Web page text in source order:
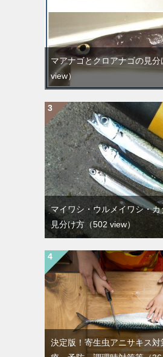
マアナゴとクロアナゴの見分
view）
マイワシ・ウルメイワシ・
見分け方 （502 view）
決定版！寄生虫アニサキス